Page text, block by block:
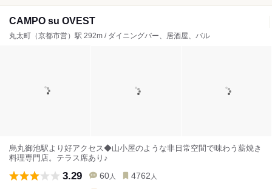
CAMPO su OVEST
丸太町（京都市営）駅 292m / ダイニングバー、居酒屋、バル
烏丸御池駅より好アクセス◆山小屋のような非日常空間で味わう薪焼き
料理専門店。テラス席あり♪
3.29 60 人 4762 人